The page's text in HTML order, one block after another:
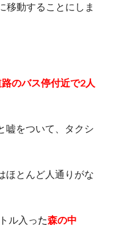
移動することにしま
のバス停付近で2人
嘘をついて、タクシ
ほとんど人通りがな
ル入った森の中